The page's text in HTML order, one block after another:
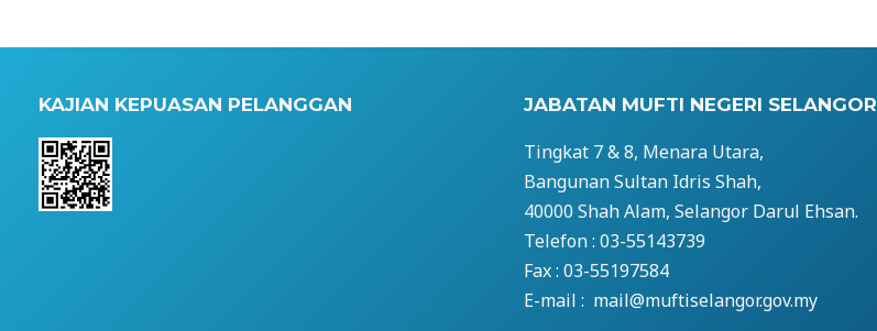
KAJIAN KEPUASAN PELANGGAN JABATAN MUFTI NEGERI SELANGOR
Tingkat 7 & 8, Menara Utara,
Bangunan Sultan Idris Shah,
40000 Shah Alam, Selangor Darul Ehsan.
Telefon : 03-55143739
Fax : 03-55197584
E-mail : mail@muftiselangor.gov.my